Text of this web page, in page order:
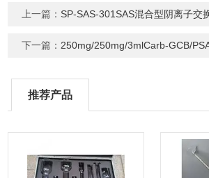
上一篇： SP-SAS-301SAS混合型阴离子交换
下一篇： 250mg/250mg/3mlCarb-GCB/PSA固相萃
推荐产品